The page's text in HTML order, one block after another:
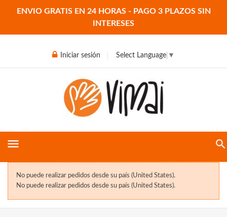
ENVIO GRATIS EN 24 HORAS - PAGO 3 PLAZOS SIN
INTERESES
Iniciar sesión Select Language ▼
menu
No puede realizar pedidos desde su país (United States).
No puede realizar pedidos desde su país (United States).